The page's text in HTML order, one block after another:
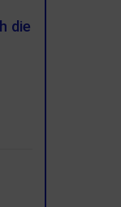
die